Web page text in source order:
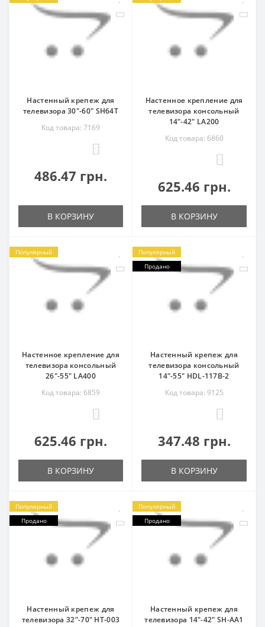
Настенный крепеж для
телевизора 30"-60" SH64T
Код товара: 7169
486.47 грн.
В КОРЗИНУ
Настенное крепление для
телевизора консольный
14"-42" LA200
Код товара: 6860
625.46 грн.
В КОРЗИНУ
Популярный
Настенное крепление для
телевизора консольный
26"-55" LA400
Код товара: 6859
625.46 грн.
В КОРЗИНУ
Популярный
Продано
Настенный крепеж для
телевизора консольный
14"-55" HDL-117B-2
Код товара: 9125
347.48 грн.
В КОРЗИНУ
Популярный
Продано
Настенный крепеж для
телевизора 32"-70" HT-003
Популярный
Продано
Настенный крепеж для
телевизора 14"-42" SH-AA1